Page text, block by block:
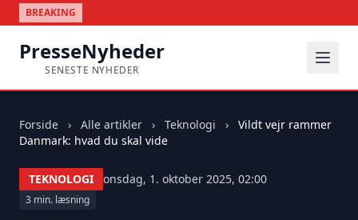
BREAKING
PresseNyheder
SENESTE NYHEDER
Forside › Alle artikler › Teknologi ›
Vildt vejr rammer
Danmark: hvad du skal vide
TEKNOLOGI onsdag, 1. oktober 2025, 02:00
3 min. læsning